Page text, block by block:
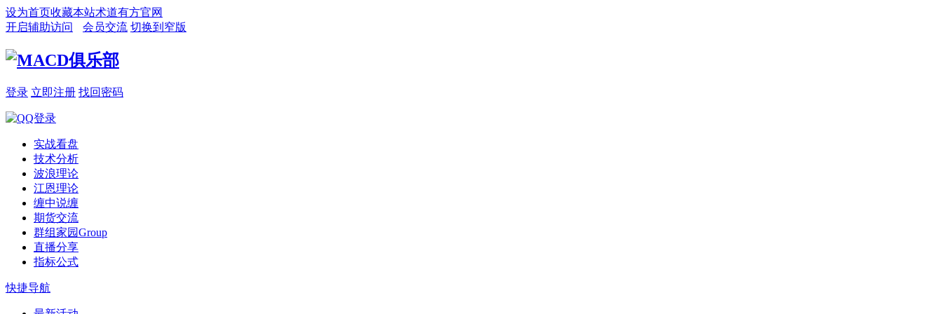
设为首页收藏本站术道有方官网
开启辅助访问
会员交流 切换到窄版
登录 立即注册 找回密码
实战看盘
技术分析
波浪理论
江恩理论
缠中说缠
期货交流
群组家园Group
直播分享
指标公式
快捷导航